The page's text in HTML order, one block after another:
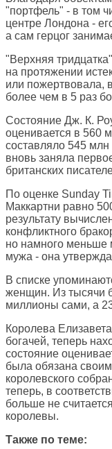
"портфель" - в том
центре Лондона -
а сам герцог
"Верхняя
на протяжении
или пожертвовала,
более чем в 5 раз
Состояние Дж. К.
оценивается в 560
составляло 545
вновь заняла
британских
По оценке Sunday
Маккартни равно
результату
конфликтного
но намного меньше
мужа - она
В списке
женщин. Из тысячи
миллионы сами, а
Королева
богачей, теперь
состояние
была обязана
королевского
теперь, в
больше не
королевы.
Также по теме: